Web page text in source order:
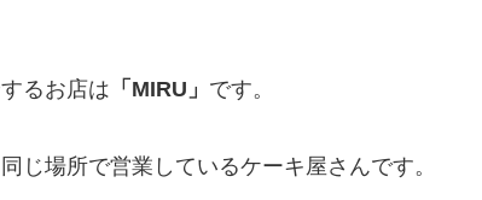
るお店は 「MIRU」 です。
じ場所で営業しているケーキ屋さんです。